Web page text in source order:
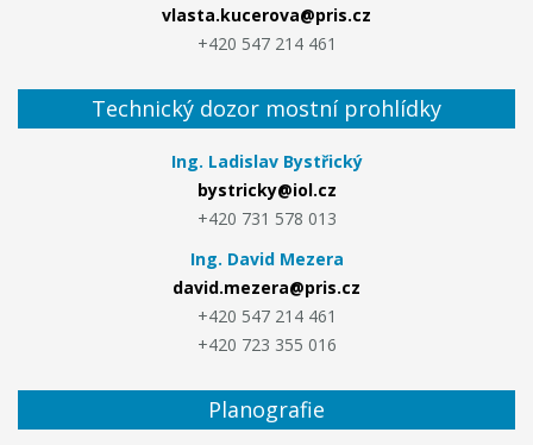
vlasta.kucerova@pris.cz
+420 547 214 461
Technický dozor mostní prohlídky
Ing. Ladislav Bystřický
bystricky@iol.cz
+420 731 578 013
Ing. David Mezera
david.mezera@pris.cz
+420 547 214 461
+420 723 355 016
Planografie